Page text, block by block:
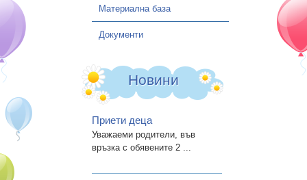
Материална база
Документи
Новини
Приети деца
Уважаеми родители, във
връзка с обявените 2 ...